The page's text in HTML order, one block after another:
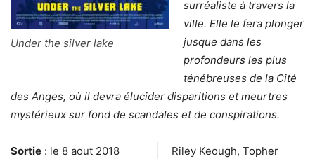
Under the silver lake
surréaliste à travers la
ville. Elle le fera plonger
jusque dans les
profondeurs les plus
ténébreuses de la Cité
des Anges, où il devra élucider disparitions et meurtres
mystérieux sur fond de scandales et de conspirations.
Sortie : le 8 aout 2018 Riley Keough, Topher